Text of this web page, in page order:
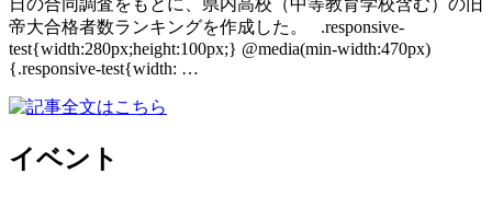
帝大合格者数ランキングを作成した。 .responsive-
test{width:280px;height:100px;} @media(min-width:470px)
{.responsive-test{width: …
イベント